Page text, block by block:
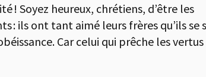
! Soyez heureux, chrétiens, d’être les
: ils ont tant aimé leurs frères qu’ils se
Car celui qui prêche les vertus